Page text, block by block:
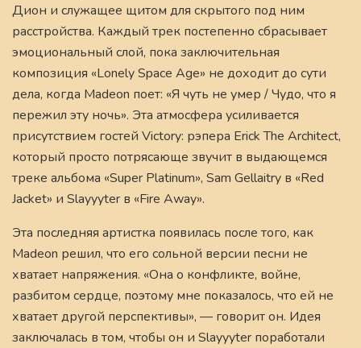
Дион и служащее щитом для скрытого под ним
расстройства. Каждый трек постепенно сбрасывает
эмоциональный слой, пока заключительная
композиция «Lonely Space Age» не доходит до сути
дела, когда Madeon поет: «Я чуть не умер / Чудо, что я
пережил эту ночь». Эта атмосфера усиливается
присутствием гостей Victory: рэпера Erick The Architect,
который просто потрясающе звучит в выдающемся
треке альбома «Super Platinum», Sam Gellaitry в «Red
Jacket» и Slayyyter в «Fire Away».
Эта последняя артистка появилась после того, как
Madeon решил, что его сольной версии песни не
хватает напряжения. «Она о конфликте, войне,
разбитом сердце, поэтому мне показалось, что ей не
хватает другой перспективы», — говорит он. Идея
заключалась в том, чтобы он и Slayyyter поработали